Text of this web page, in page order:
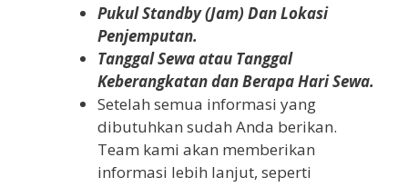
Pukul Standby (Jam) Dan Lokasi
Penjemputan.
Tanggal Sewa atau Tanggal
Keberangkatan dan Berapa Hari Sewa.
Setelah semua informasi yang
dibutuhkan sudah Anda berikan.
Team kami akan memberikan
informasi lebih lanjut, seperti